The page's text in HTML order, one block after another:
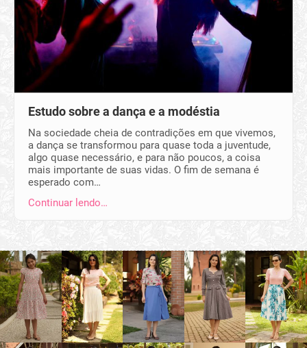
Estudo sobre a dança e a modéstia
Na sociedade cheia de contradições em que vivemos,
a dança se transformou para quase toda a juventude,
algo quase necessário, e para não poucos, a coisa
mais importante de suas vidas. O fim de semana é
esperado com…
Continuar lendo…